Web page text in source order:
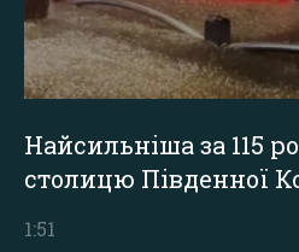
Найсильніша за 115
столицю Південної
1:51